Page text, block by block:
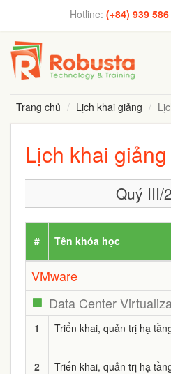
Hotline: (+84) 939
Trang chủ
Lịch khai giảng
Lịch khai
Quý III/
# Tên khóa học
VMware
Data Center
1 Triển khai, quản trị hạ
2 Triển khai, quản trị hạ